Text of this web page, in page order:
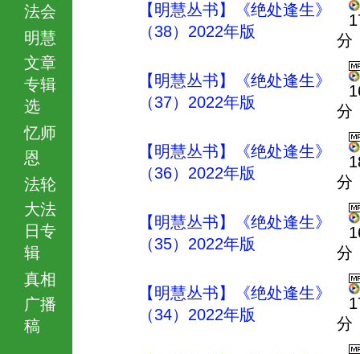
法会
明慧
文章
专辑
选
忆师
恩
法轮
大法
日专
辑
真相
广播
稿
【明慧丛书】《绝处逢生》
（38）2022年版
分
【明慧丛书】《绝处逢生》
（37）2022年版
分
【明慧丛书】《绝处逢生》
（36）2022年版
分
【明慧丛书】《绝处逢生》
（35）2022年版
分
【明慧丛书】《绝处逢生》
（34）2022年版
分